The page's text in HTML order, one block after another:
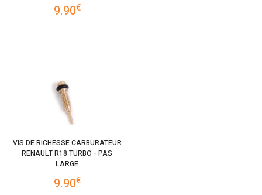
9.90€
VIS DE RICHESSE CARBURATEUR
RENAULT R18 TURBO - PAS
LARGE
9.90€